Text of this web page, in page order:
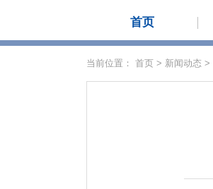
首页
当前位置： 首页 > 新闻动态 >